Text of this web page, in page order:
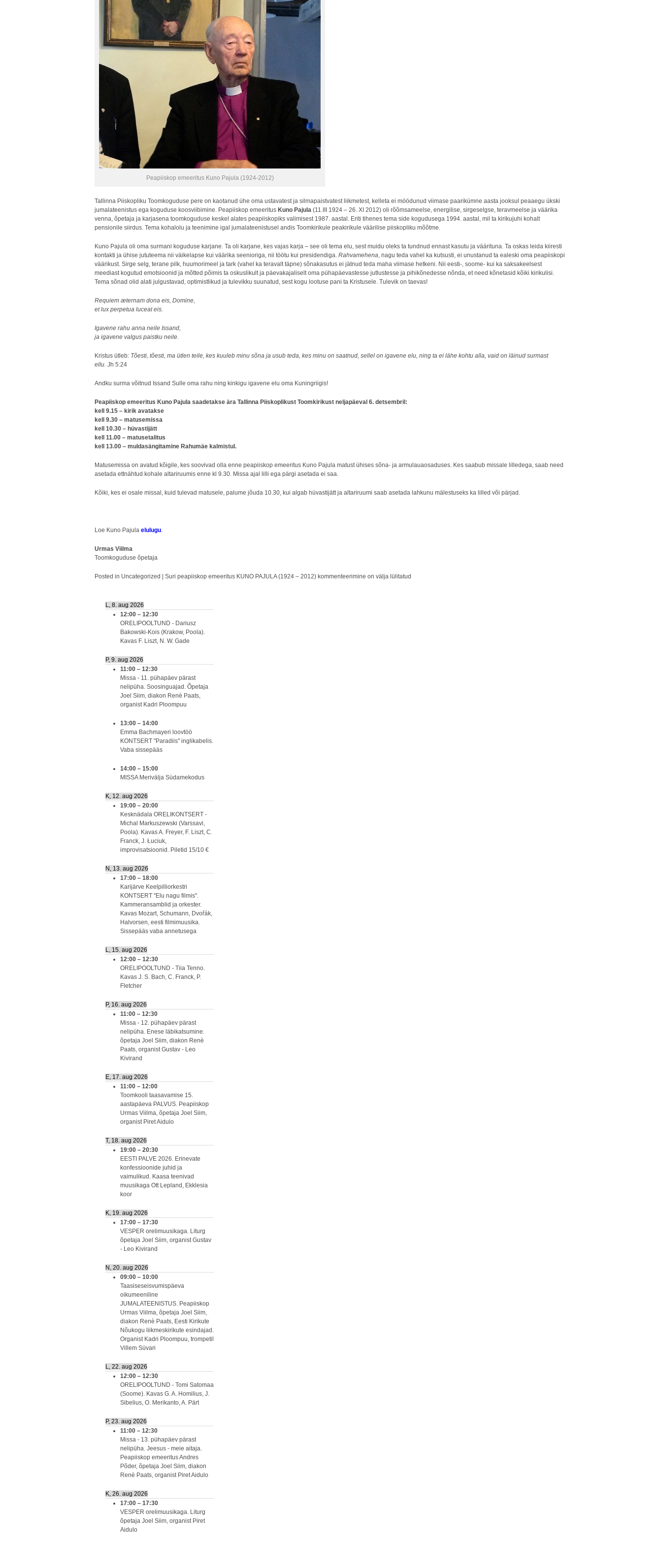
Peapiiskop emeeritus Kuno Pajula (1924-2012)
Tallinna Piiskopliku Toomkoguduse pere on kaotanud ühe oma ustavatest ja silmapaistvatest liikmetest, kelleta ei möödunud viimase paarikümne aasta jooksul peaaegu ükski
jumalateenistus ega koguduse koosviibimine. Peapiiskop emeeritus Kuno Pajula (11.III 1924 – 26. XI 2012) oli rõõmsameelse, energilise, sirgeselgse, teravmeelse ja väärika
venna, õpetaja ja karjasena toomkoguduse keskel alates peapiiskopiks valimisest 1987. aastal. Eriti tihenes tema side kogudusega 1994. aastal, mil ta kirikujuhi kohalt
pensionile siirdus. Tema kohalolu ja teenimine igal jumalateenistusel andis Toomkirikule peakirikule väärilise piiskopliku mõõtme.
Kuno Pajula oli oma surmani koguduse karjane. Ta oli karjane, kes vajas karja – see oli tema elu, sest muidu oleks ta tundnud ennast kasutu ja väärituna. Ta oskas leida kiiresti
kontakti ja ühise jututeema nii väikelapse kui väärika seenioriga, nii töötu kui presidendiga. Rahvamehena, nagu teda vahel ka kutsusti, ei unustanud ta ealeski oma peapiiskopi
väärikust. Sirge selg, terane pilk, huumorimeel ja tark (vahel ka teravalt täpne) sõnakasutus ei jätnud teda maha viimase hetkeni. Nii eesti-, soome- kui ka saksakeelsest
meediast kogutud emotsioonid ja mõtted põimis ta oskuslikult ja päevakajaliselt oma pühapäevastesse jutlustesse ja pihikõnedesse nõnda, et need kõnetasid kõiki kirikulisi.
Tema sõnad olid alati julgustavad, optimistlikud ja tulevikku suunatud, sest kogu lootuse pani ta Kristusele. Tulevik on taevas!
Requiem æternam dona eis, Domine,
et lux perpetua luceat eis.
Igavene rahu anna neile Issand,
ja igavene valgus paistku neile.
Kristus ütleb: Tõesti, tõesti, ma ütlen teile, kes kuuleb minu sõna ja usub teda, kes minu on saatnud, sellel on igavene elu, ning ta ei lähe kohtu alla, vaid on läinud surmast
ellu. Jh 5:24
Andku surma võitnud Issand Sulle oma rahu ning kinkigu igavene elu oma Kuningriigis!
Peapiiskop emeeritus Kuno Pajula saadetakse ära Tallinna Piiskoplikust Toomkirikust neljapäeval 6. detsembril:
kell 9.15 – kirik avatakse
kell 9.30 – matusemissa
kell 10.30 – hüvastijätt
kell 11.00 – matusetalitus
kell 13.00 – muldasängitamine Rahumäe kalmistul.
Matusemissa on avatud kõigile, kes soovivad olla enne peapiiskop emeeritus Kuno Pajula matust ühises sõna- ja armulauaosaduses. Kes saabub missale lilledega, saab need
asetada ettnähtud kohale altariruumis enne kl 9.30. Missa ajal lilli ega pärgi asetada ei saa.
Kõiki, kes ei osale missal, kuid tulevad matusele, palume jõuda 10.30, kui algab hüvastijätt ja altariruumi saab asetada lahkunu mälestuseks ka lilled või pärjad.
Loe Kuno Pajula elulugu.
Urmas Viilma
Toomkoguduse õpetaja
Posted in Uncategorized Suri peapiiskop emeeritus KUNO PAJULA (1924 – 2012) kommenteerimine on välja lülitatud
L, 8. aug 2026
12:00 – 12:30
ORELIPOOLTUND - Dariusz
Bakowski-Kois (Krakow, Poola).
Kavas F. Liszt, N. W. Gade
P, 9. aug 2026
11:00 – 12:30
Missa - 11. pühapäev pärast
nelipüha. Soosinguajad. Õpetaja
Joel Siim, diakon Renè Paats,
organist Kadri Ploompuu
13:00 – 14:00
Emma Bachmayeri loovtöö
KONTSERT "Paradiis" inglikabelis.
Vaba sissepääs
14:00 – 15:00
MISSA Merivälja Südamekodus
K, 12. aug 2026
19:00 – 20:00
Kesknädala ORELIKONTSERT -
Michal Markuszewski (Varssavi,
Poola). Kavas A. Freyer, F. Liszt, C.
Franck, J. Łuciuk,
improvisatsioonid. Piletid 15/10 €
N, 13. aug 2026
17:00 – 18:00
Karijärve Keelpilliorkestri
KONTSERT "Elu nagu filmis".
Kammeransamblid ja orkester.
Kavas Mozart, Schumann, Dvořák,
Halvorsen, eesti filmimuusika.
Sissepääs vaba annetusega
L, 15. aug 2026
12:00 – 12:30
ORELIPOOLTUND - Tiia Tenno.
Kavas J. S. Bach, C. Franck, P.
Fletcher
P, 16. aug 2026
11:00 – 12:30
Missa - 12. pühapäev pärast
nelipüha. Enese läbikatsumine.
õpetaja Joel Siim, diakon Renè
Paats, organist Gustav - Leo
Kivirand
E, 17. aug 2026
11:00 – 12:00
Toomkooli taasavamise 15.
aastapäeva PALVUS. Peapiiskop
Urmas Viilma, õpetaja Joel Siim,
organist Piret Aidulo
T, 18. aug 2026
19:00 – 20:30
EESTI PALVE 2026. Erinevate
konfessioonide juhid ja
vaimulikud. Kaasa teenivad
muusikaga Ott Lepland, Ekklesia
koor
K, 19. aug 2026
17:00 – 17:30
VESPER orelimuusikaga. Liturg
õpetaja Joel Siim, organist Gustav
- Leo Kivirand
N, 20. aug 2026
09:00 – 10:00
Taasiseseisvumispäeva
oikumeeniline
JUMALATEENISTUS. Peapiiskop
Urmas Viilma, õpetaja Joel Siim,
diakon Renè Paats, Eesti Kirikute
Nõukogu liikmeskirikute esindajad.
Organist Kadri Ploompuu, trompetil
Villem Süvari
L, 22. aug 2026
12:00 – 12:30
ORELIPOOLTUND - Tomi Satomaa
(Soome). Kavas G. A. Homilius, J.
Sibelius, O. Merikanto, A. Pärt
P, 23. aug 2026
11:00 – 12:30
Missa - 13. pühapäev pärast
nelipüha. Jeesus - meie aitaja.
Peapiiskop emeeritus Andres
Põder, õpetaja Joel Siim, diakon
Renè Paats, organist Piret Aidulo
K, 26. aug 2026
17:00 – 17:30
VESPER orelimuusikaga. Liturg
õpetaja Joel Siim, organist Piret
Aidulo